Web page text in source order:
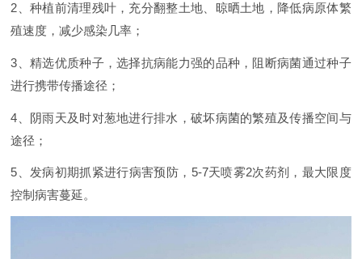
2、种植前清理残叶，充分翻整土地、晾晒土地，降低病原体繁
殖速度，减少感染几率；
3、精选优质种子，选择抗病能力强的品种，阻断病菌通过种子
进行携带传播途径；
4、阴雨天及时对葱地进行排水，破坏病菌的繁殖及传播空间与
途径；
5、发病初期抓紧进行病害预防，5-7天喷雾2次药剂，最大限度
控制病害蔓延。